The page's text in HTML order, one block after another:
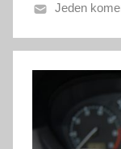
n
1
6
Jeden